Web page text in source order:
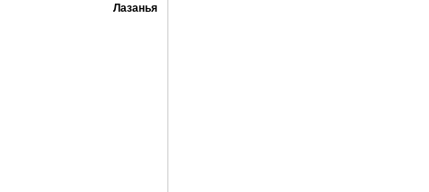
Лазанья